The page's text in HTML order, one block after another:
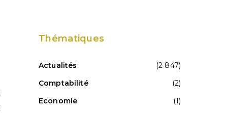
Thématiques
Actualités
(2 847)
Comptabilité
(2)
Economie
(1)